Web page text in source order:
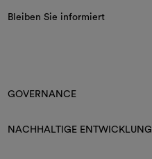
Bleiben Sie informiert
GOVERNANCE
NACHHALTIGE ENTWICKLUNG